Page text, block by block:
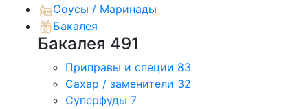
Соусы / Маринады
Бакалея
Бакалея 491
Приправы и специи 83
Сахар / заменители 32
Суперфуды 7